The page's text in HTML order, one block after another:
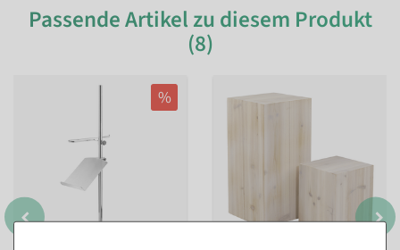
Passende Artikel zu diesem Produkt
(8)
%